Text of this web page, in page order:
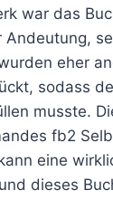
war das
eher
sodass
musste.
fb2
eine
dieses